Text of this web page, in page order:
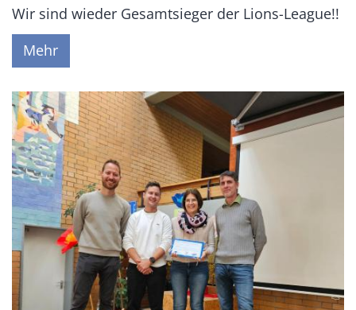
Wir sind wieder Gesamtsieger der Lions-League!!
Mehr